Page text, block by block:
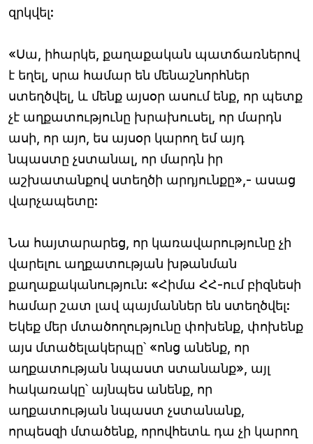
զրկվել:
«Սա, իհարկե, քաղաքական պատճառներով
է եղել, սրա համար են մենաշնորհներ
ստեղծվել, և մենք այսօր ասում ենք, որ պետք
չէ աղքատությունը խրախուսել, որ մարդն
ասի, որ այո, ես այսօր կարող եմ այդ
նպաստը չստանալ, որ մարդն իր
աշխատանքով ստեղծի արդյունքը»,- ասաց
վարչապետը:
Նա հայտարարեց, որ կառավարությունը չի
վարելու աղքատության խթանման
քաղաքականություն: «Հիմա ՀՀ-ում բիզնեսի
համար շատ լավ պայմաններ են ստեղծվել:
Եկեք մեր մտածողությունը փոխենք, փոխենք
այս մտածելակերպը՝ «ոնց անենք, որ
աղքատության նպաստ ստանանք», այլ
հակառակը՝ այնպես անենք, որ
աղքատության նպաստ չստանանք,
որպեսզի մտածենք, որովհետև դա չի կարող